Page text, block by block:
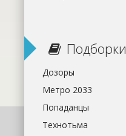
Подборки
Дозоры
Метро 2033
Попаданцы
Технотьма